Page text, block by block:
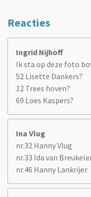
Reacties
Ingrid Nijhoff
Ik sta op deze foto
52 Lisette Dankers?
12 Trees hoven?
69 Loes Kaspers?
Ina Vlug
nr.32 Hanny Vlug
nr.33 Ida van
nr.46 Hanny Lankrijer